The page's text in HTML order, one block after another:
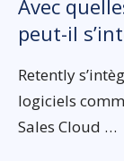
Avec
peut-il
Retently
logiciels
Sales Cloud …